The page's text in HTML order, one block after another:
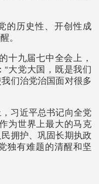
的历史性、开创性成
。
十九届七中全会上，
大党大国，既是我们
们治党治国面对很多
习近平总书记向全党
为世界上最大的马克
拥护、巩固长期执政
独有难题的清醒和坚